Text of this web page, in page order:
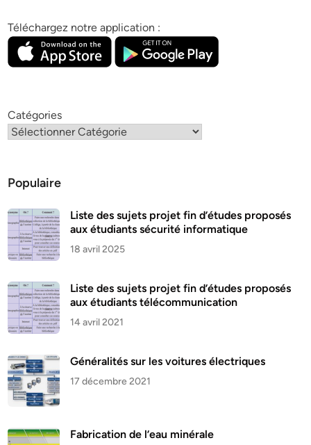
Téléchargez notre application :
Catégories
Populaire
Liste des sujets projet fin d’études proposés
aux étudiants sécurité informatique
18 avril 2025
Liste des sujets projet fin d’études proposés
aux étudiants télécommunication
14 avril 2021
Généralités sur les voitures électriques
17 décembre 2021
Fabrication de l’eau minérale